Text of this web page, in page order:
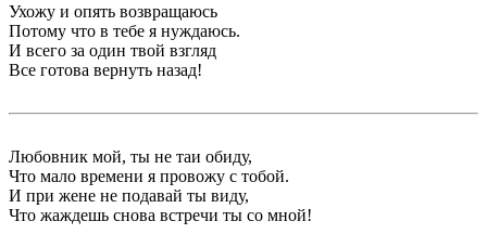
Ухожу и опять возвращаюсь
Потому что в тебе я нуждаюсь.
И всего за один твой взгляд
Все готова вернуть назад!
Любовник мой, ты не таи обиду,
Что мало времени я провожу с тобой.
И при жене не подавай ты виду,
Что жаждешь снова встречи ты со мной!